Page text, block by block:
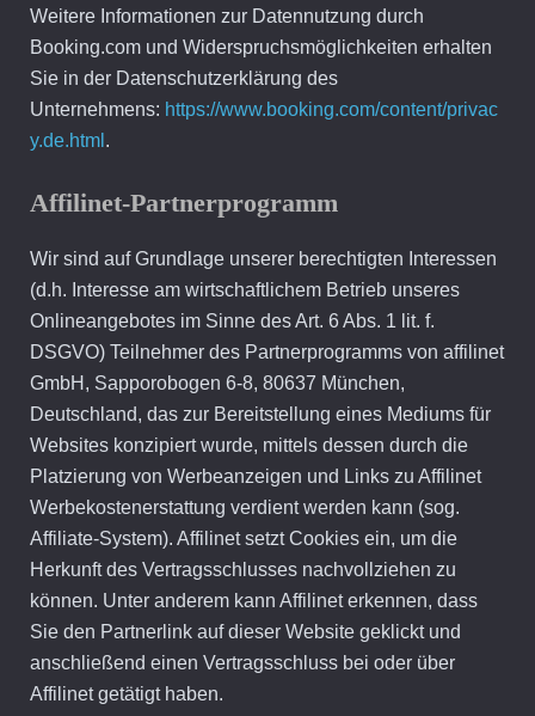
Weitere Informationen zur Datennutzung durch
Booking.com und Widerspruchsmöglichkeiten erhalten
Sie in der Datenschutzerklärung des
Unternehmens: https://www.booking.com/content/privac
y.de.html .
Affilinet-Partnerprogramm
Wir sind auf Grundlage unserer berechtigten Interessen
(d.h. Interesse am wirtschaftlichem Betrieb unseres
Onlineangebotes im Sinne des Art. 6 Abs. 1 lit. f.
DSGVO) Teilnehmer des Partnerprogramms von affilinet
GmbH, Sapporobogen 6-8, 80637 München,
Deutschland, das zur Bereitstellung eines Mediums für
Websites konzipiert wurde, mittels dessen durch die
Platzierung von Werbeanzeigen und Links zu Affilinet
Werbekostenerstattung verdient werden kann (sog.
Affiliate-System). Affilinet setzt Cookies ein, um die
Herkunft des Vertragsschlusses nachvollziehen zu
können. Unter anderem kann Affilinet erkennen, dass
Sie den Partnerlink auf dieser Website geklickt und
anschließend einen Vertragsschluss bei oder über
Affilinet getätigt haben.